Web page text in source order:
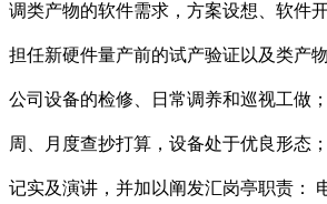
调类产物的软件需求，方案设想、软件
担任新硬件量产前的试产验证以及类产
公司设备的检修、日常调养和巡视工做
周、月度查抄打算，设备处于优良形态
记实及演讲，并加以阐发汇岗亭职责：